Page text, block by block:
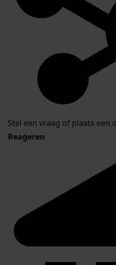
Stel een vraag of plaats
Reageren